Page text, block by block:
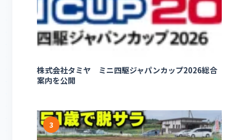
株式会社タミヤ ミニ四駆ジャパンカップ2026総合
案内を公開
3